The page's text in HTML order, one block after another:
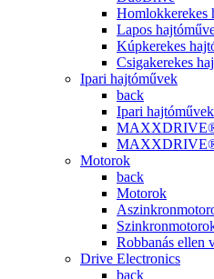
Homlokkerekes
Lapos
Kúpkerekes
Csigakerekes
Ipari hajtóművek
back
Ipari hajtóművek
MAXXDRIVE®
MAXXDRIVE®
Motorok
back
Motorok
Robbanás ellen
Drive Electronics
back